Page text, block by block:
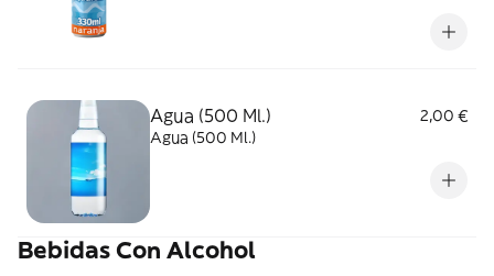
Agua (500 Ml.)
2,00 €
Agua (500 Ml.)
Bebidas Con Alcohol